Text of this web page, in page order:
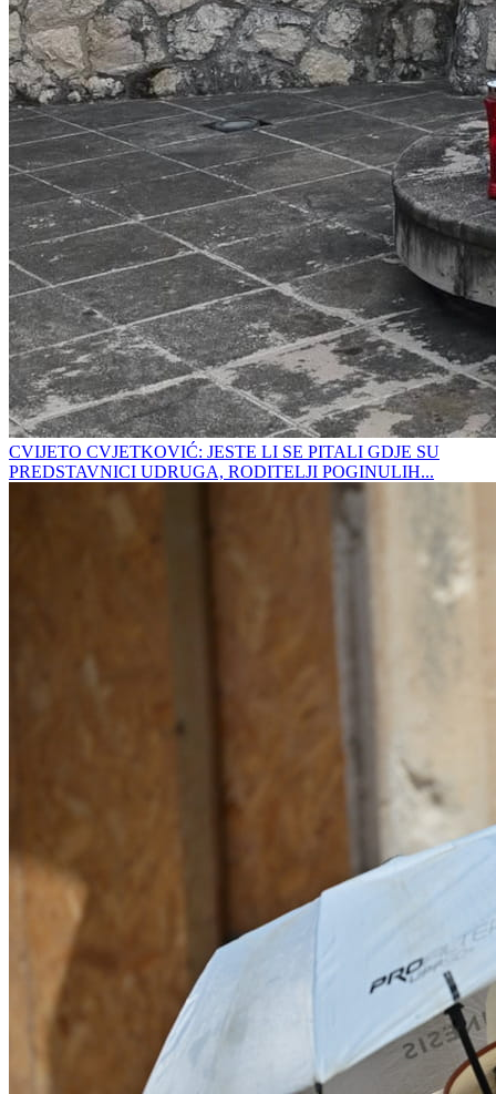
CVIJETO CVJETKOVIĆ: JESTE LI SE PITALI GDJE SU
PREDSTAVNICI UDRUGA, RODITELJI POGINULIH...